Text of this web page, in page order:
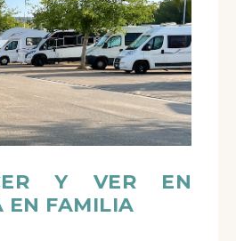
Y VER EN
EN FAMILIA